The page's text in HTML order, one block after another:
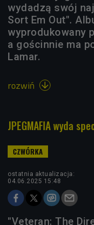
wydadzą swój
Sort Em Out".
wyprodukowany
a gościnnie ma
Lamar.
rozwiń 
JPEGMAFIA wyda
ostatnia aktualizacja:
04.06.2025 15:48
"Veteran: The